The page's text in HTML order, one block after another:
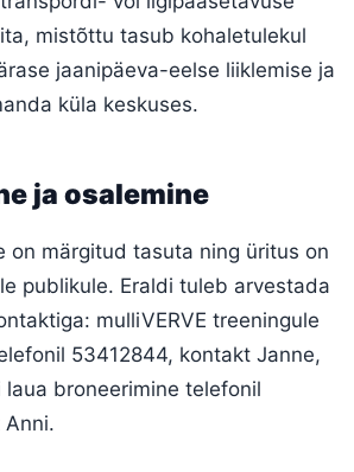
mistõttu tasub kohaletulekul
jaanipäeva-eelse liiklemise ja
küla keskuses.
ja osalemine
on märgitud tasuta ning üritus on
publikule. Eraldi tuleb arvestada
mulliVERVE treeningule
53412844, kontakt Janne,
broneerimine telefonil
Anni.